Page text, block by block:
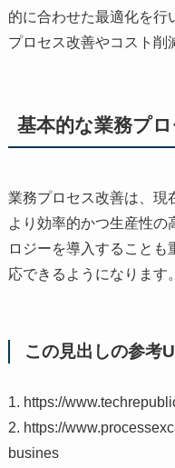
的に合わせた最適化を行
プロセス改善やコスト削
基本的な業務プロ
業務プロセス改善は、現
より効率的かつ生産性の
ロジーを導入すること
応できるようになります。
この見出しの参考
1. https://
2. https://
busines